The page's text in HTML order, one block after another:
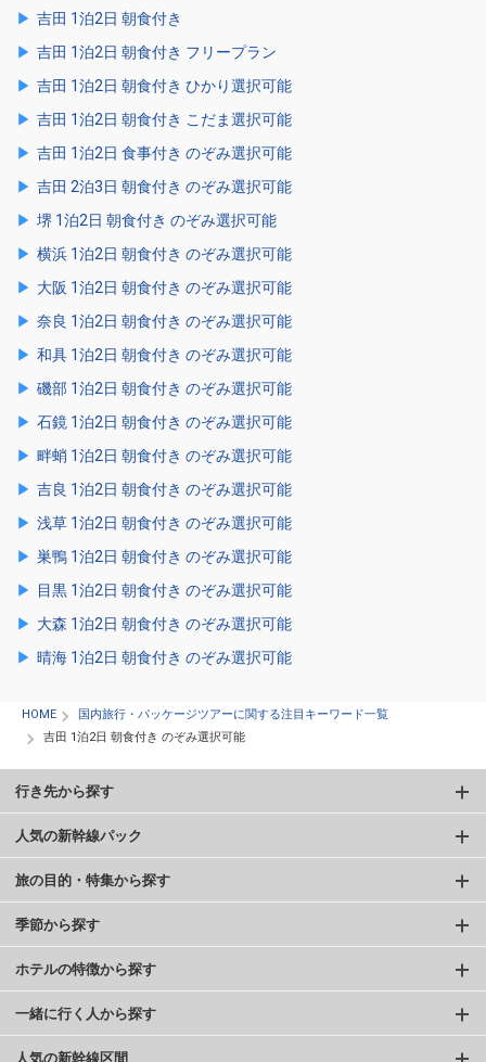
吉田 1泊2日 朝食付き
吉田 1泊2日 朝食付き フリープラン
吉田 1泊2日 朝食付き ひかり選択可能
吉田 1泊2日 朝食付き こだま選択可能
吉田 1泊2日 食事付き のぞみ選択可能
吉田 2泊3日 朝食付き のぞみ選択可能
堺 1泊2日 朝食付き のぞみ選択可能
横浜 1泊2日 朝食付き のぞみ選択可能
大阪 1泊2日 朝食付き のぞみ選択可能
奈良 1泊2日 朝食付き のぞみ選択可能
和具 1泊2日 朝食付き のぞみ選択可能
磯部 1泊2日 朝食付き のぞみ選択可能
石鏡 1泊2日 朝食付き のぞみ選択可能
畔蛸 1泊2日 朝食付き のぞみ選択可能
吉良 1泊2日 朝食付き のぞみ選択可能
浅草 1泊2日 朝食付き のぞみ選択可能
巣鴨 1泊2日 朝食付き のぞみ選択可能
目黒 1泊2日 朝食付き のぞみ選択可能
大森 1泊2日 朝食付き のぞみ選択可能
晴海 1泊2日 朝食付き のぞみ選択可能
HOME
国内旅行・パッケージツアーに関する注目キーワード一覧
吉田 1泊2日 朝食付き のぞみ選択可能
行き先から探す
人気の新幹線パック
旅の目的・特集から探す
季節から探す
ホテルの特徴から探す
一緒に行く人から探す
人気の新幹線区間